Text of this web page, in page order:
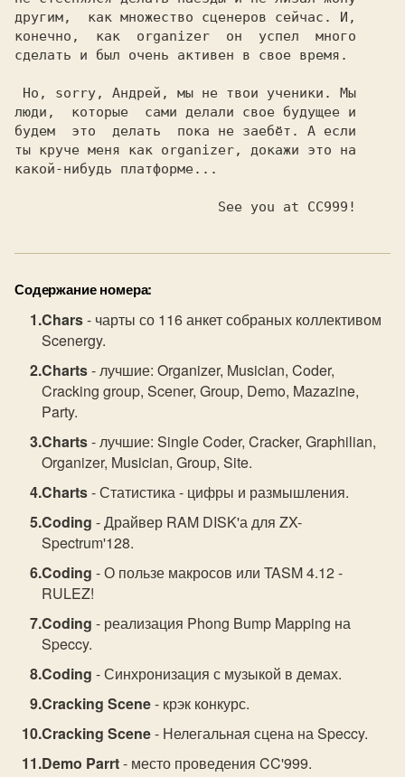
другим,  как множество сценеров сейчас. И,
конечно,  как  organizer  он  успел  много
сделать и был очень активен в свое время.
люди,  которые  сами делали свое будущее и
будем  это  делать  пока не заебёт. А если
ты круче меня как organizer, докажи это на
какой-нибудь платформе...
                         See you at CC999!
Содержание номера:
Chars- чарты со 116 анкет собраных коллективом
Scenergy.
Charts- лучшие: Organizer, Musician, Coder,
Cracking group, Scener, Group, Demo, Mazazine,
Party.
Charts- лучшие: Single Coder, Cracker, Graphilian,
Organizer, Musician, Group, Site.
Charts- Статистика - цифры и размышления.
Coding - Драйвер RAM DISK'а для ZX-
Spectrum'128.
Coding - О пользе макросов или TASM 4.12 -
RULEZ!
Coding - реализация Phong Bump Mapping на
Speccy.
Coding - Синхронизация с музыкой в демах.
Cracking Scene- крэк конкурс.
Cracking Scene- Нелегальная сцена на Speccy.
Demo Parrt- место проведения CC'999.